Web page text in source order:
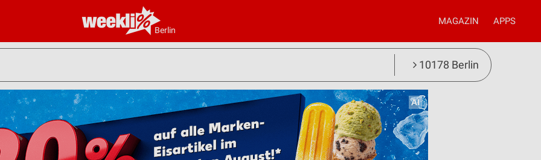
Berlin
MAGAZIN APPS
10178 Berlin